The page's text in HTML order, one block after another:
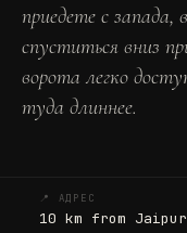
приедете с запада,
спуститься вниз
ворота легко
туда длиннее.
📍 АДРЕС
10 km from